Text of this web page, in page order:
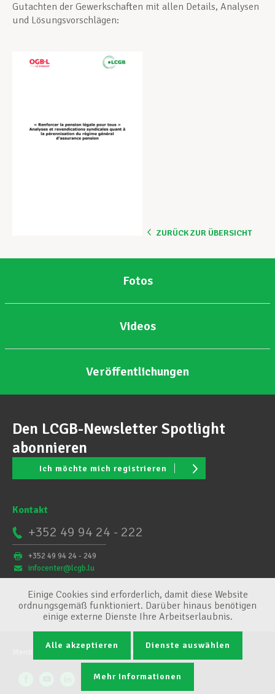
Gutachten der Gewerkschaften mit allen Details, Analysen
und Lösungsvorschlägen:
ZURÜCK ZUR ÜBERSICHT
Fotos
Videos
Veröffentlichungen
Den LCGB-Newsletter Spotlight
abonnieren
Ich möchte mich registrieren
Kontakt
+352 49 94 24 - 222
+352 49 94 24 - 249
infocenter@lcgb.lu
Conditions générales
Einige Cookies sind erforderlich, damit diese Website
ordnungsgemäß funktioniert. Darüber hinaus benötigen
einige externe Dienste Ihre Arbeitserlaubnis.
Alle akzeptieren Dienste auswählen
Mehr Informationen